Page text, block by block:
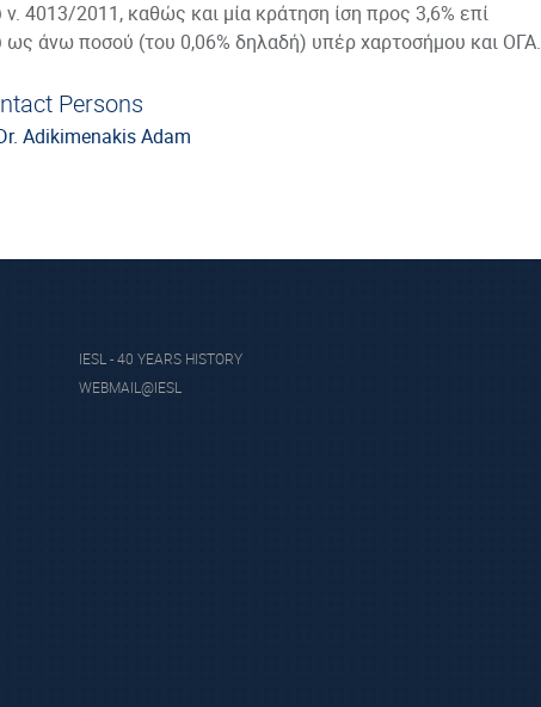
ν. 4013/2011, καθώς και μία κράτηση ίση προς 3,6% επί
ως άνω ποσού (του 0,06% δηλαδή) υπέρ χαρτοσήμου και ΟΓΑ.
Persons
Adikimenakis Adam
IESL - 40 YEARS HISTORY
WEBMAIL@IESL